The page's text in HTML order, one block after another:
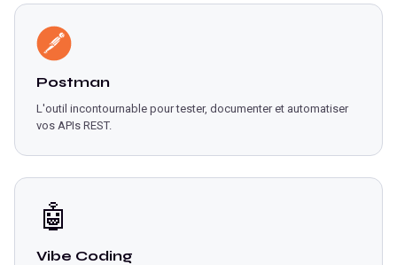
Postman
L'outil incontournable pour tester, documenter et automatiser
vos APIs REST.
🤖
Vibe Coding